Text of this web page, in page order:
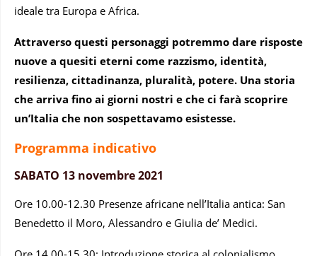
ideale tra Europa e Africa.
Attraverso questi personaggi potremmo dare risposte
nuove a quesiti eterni come razzismo, identità,
resilienza, cittadinanza, pluralità, potere. Una storia
che arriva fino ai giorni nostri e che ci farà scoprire
un’Italia che non sospettavamo esistesse.
Programma indicativo
SABATO 13 novembre2021
Ore 10.00-12.30 Presenze africane nell’Italia antica: San
Benedetto il Moro, Alessandro e Giulia de’ Medici.